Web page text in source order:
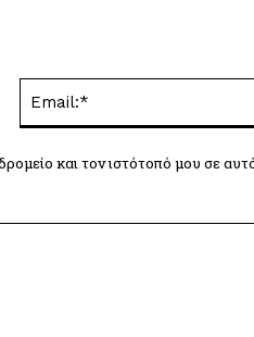
και τον ιστότοπό μου σε